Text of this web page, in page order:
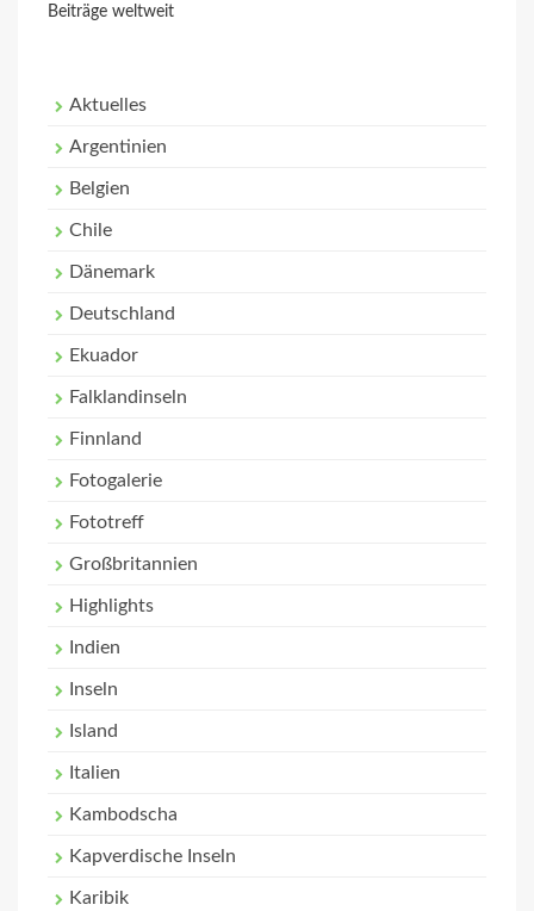
Beiträge weltweit
Aktuelles
Argentinien
Belgien
Chile
Dänemark
Deutschland
Ekuador
Falklandinseln
Finnland
Fotogalerie
Fototreff
Großbritannien
Highlights
Indien
Inseln
Island
Italien
Kambodscha
Kapverdische Inseln
Karibik